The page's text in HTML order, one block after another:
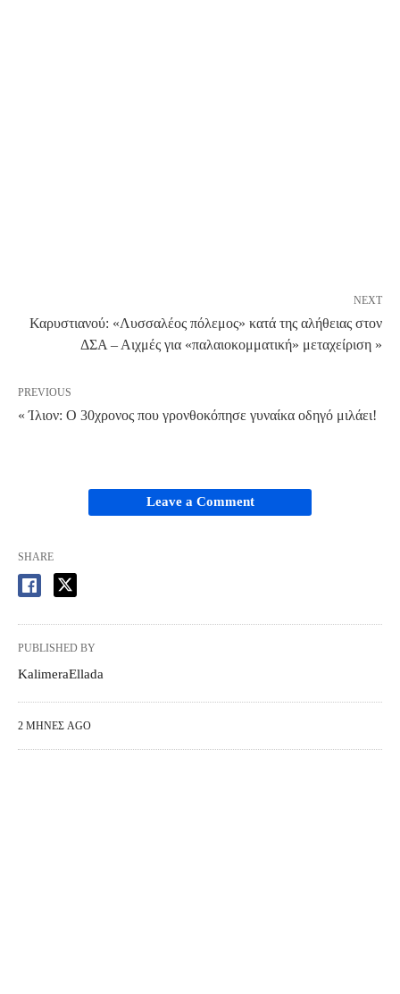
NEXT
Καρυστιανού: «Λυσσαλέος πόλεμος» κατά της αλήθειας στον
ΔΣΑ – Αιχμές για «παλαιοκομματική» μεταχείριση »
PREVIOUS
« Ίλιον: Ο 30χρονος που γρονθοκόπησε γυναίκα οδηγό μιλάει!
Leave a Comment
SHARE
PUBLISHED BY
KalimeraEllada
2 ΜΉΝΕΣ AGO